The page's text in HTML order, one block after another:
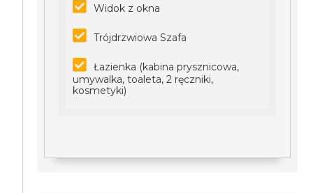
Widok z okna
Trójdrzwiowa Szafa
Łazienka (kabina prysznicowa,
umywalka, toaleta, 2 ręczniki,
kosmetyki)